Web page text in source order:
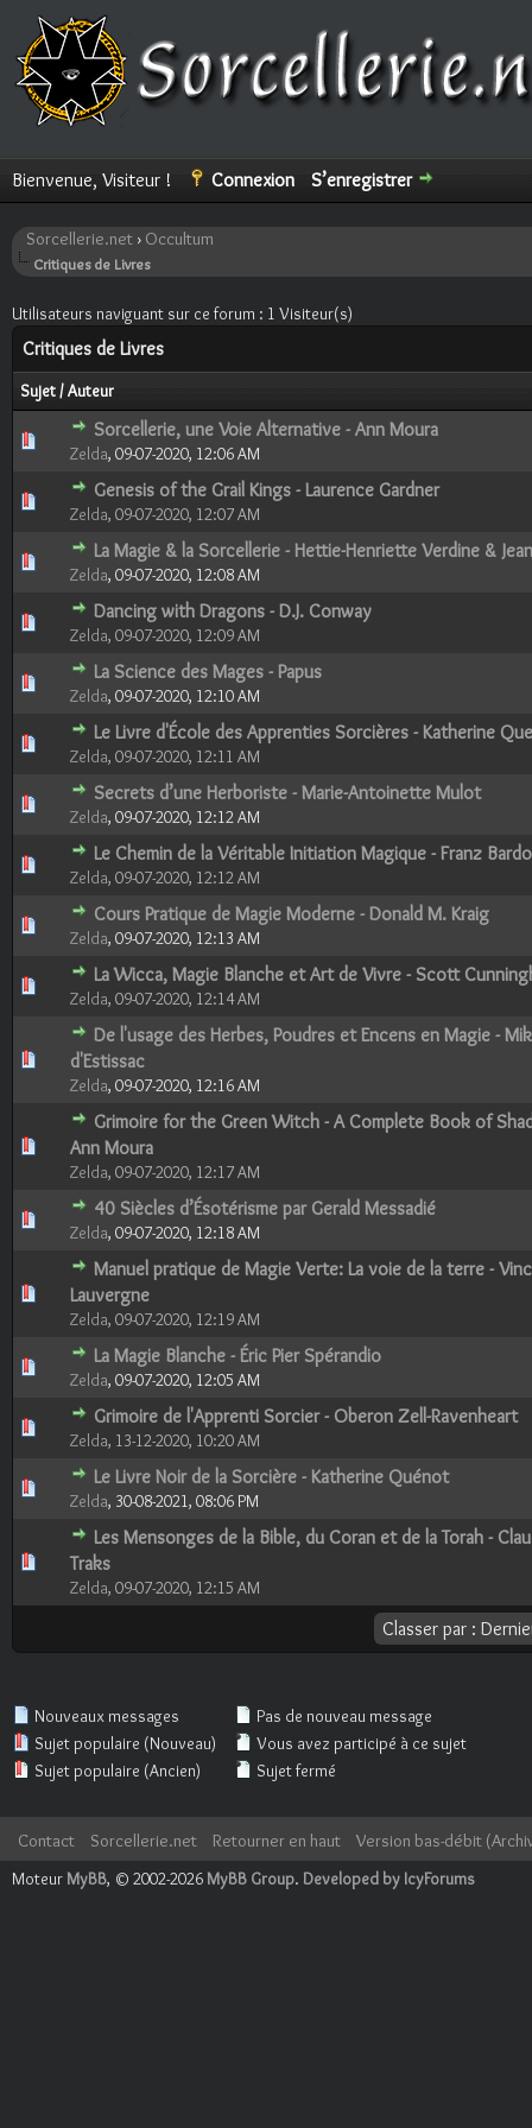
Bienvenue, Visiteur ! Connexion S’enregistrer
Sorcellerie.net › Occultum
Critiques de Livres
Utilisateurs naviguant sur ce forum : 1 Visiteur(s)
Critiques de Livres
Sujet/Auteur
Sorcellerie, une Voie Alternative - Ann Moura
Zelda, 09-07-2020, 12:06 AM
0 Votes - 0 sur 5 en moyenne
1 2345
Genesis of the Grail Kings - Laurence Gardner
Zelda, 09-07-2020, 12:07 AM
0 Votes - 0 sur 5 en moyenne
12345
La Magie & la Sorcellerie - Hettie-Henriette Verdine &
Zelda, 09-07-2020, 12:08 AM
0 Votes - 0 sur 5 en moyenne
12345
Dancing with Dragons - D.J. Conway
Zelda, 09-07-2020, 12:09 AM
0 Votes - 0 sur 5 en moyenne
12345
La Science des Mages - Papus
Zelda, 09-07-2020, 12:10 AM
0 Votes - 0 sur 5 en moyenne
12345
Le Livre d'École des Apprenties Sorcières - Katherine
Zelda, 09-07-2020, 12:11 AM
0 Votes - 0 sur 5 en moyenne
1234 5
Secrets d’une Herboriste - Marie-Antoinette Mulot
Zelda, 09-07-2020, 12:12 AM
0 Votes - 0 sur 5 en moyenne
12345
Le Chemin de la Véritable Initiation Magique - Franz
Zelda, 09-07-2020, 12:12 AM
0 Votes - 0 sur 5 en moyenne
1 2345
Cours Pratique de Magie Moderne - Donald M. Kraig
Zelda, 09-07-2020, 12:13 AM
0 Votes - 0 sur 5 en moyenne
123 45
La Wicca, Magie Blanche et Art de Vivre - Scott
Zelda, 09-07-2020, 12:14 AM
0 Votes - 0 sur 5 en moyenne
12345
De l'usage des Herbes, Poudres et Encens en Magie -
d'Estissac
Zelda, 09-07-2020, 12:16 AM
0 Votes - 0 sur 5 en moyenne
Grimoire for the Green Witch - A Complete Book of
Ann Moura
Zelda, 09-07-2020, 12:17 AM
0 Votes - 0 sur 5 en moyenne
40 Siècles d’Ésotérisme par Gerald Messadié
Zelda, 09-07-2020, 12:18 AM
0 Votes - 0 sur 5 en moyenne
12345
Manuel pratique de Magie Verte: La voie de la terre -
Lauvergne
Zelda, 09-07-2020, 12:19 AM
0 Votes - 0 sur 5 en moyenne
La Magie Blanche - Éric Pier Spérandio
Zelda, 09-07-2020, 12:05 AM
0 Votes - 0 sur 5 en moyenne
12 45
Grimoire de l'Apprenti Sorcier - Oberon Zell-Ravenheart
Zelda, 13-12-2020, 10:20 AM
0 Votes - 0 sur 5 en moyenne
12345
Le Livre Noir de la Sorcière - Katherine Quénot
Zelda, 30-08-2021, 08:06 PM
0 Votes - 0 sur 5 en moyenne
12345
Les Mensonges de la Bible, du Coran et de la Torah -
Traks
Zelda, 09-07-2020, 12:15 AM
0 Votes - 0 sur 5 en moyenne
Nouveaux messages
Sujet populaire (Nouveau)
Sujet populaire (Ancien)
Pas de nouveau message
Vous avez participé à ce sujet
Sujet fermé
Contact Sorcellerie.net Retourner en haut
Version bas-débit
Moteur MyBB, © 2002-2026 MyBB Group. Developed by IcyForums